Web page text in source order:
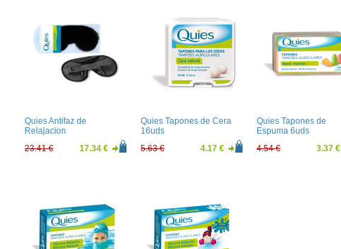
Quies Antifaz de
Relajacion
23.41 €
17.34 €
Quies Tapones de Cera
16uds
5.63 €
4.17 €
Quies Tapones de
Espuma 6uds
4.54 €
3.37 €